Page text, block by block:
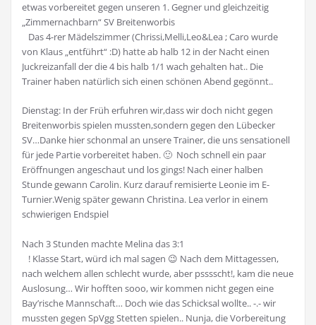
etwas vorbereitet gegen unseren 1. Gegner und gleichzeitig
„Zimmernachbarn“ SV Breitenworbis
Das 4-rer Mädelszimmer (Chrissi,Melli,Leo&Lea ; Caro wurde
von Klaus „entführt“ :D) hatte ab halb 12 in der Nacht einen
Juckreizanfall der die 4 bis halb 1/1 wach gehalten hat.. Die
Trainer haben natürlich sich einen schönen Abend gegönnt..
Dienstag: In der Früh erfuhren wir,dass wir doch nicht gegen
Breitenworbis spielen mussten,sondern gegen den Lübecker
SV…Danke hier schonmal an unsere Trainer, die uns sensationell
für jede Partie vorbereitet haben. 🙂 Noch schnell ein paar
Eröffnungen angeschaut und los gings! Nach einer halben
Stunde gewann Carolin. Kurz darauf remisierte Leonie im E-
Turnier.Wenig später gewann Christina. Lea verlor in einem
schwierigen Endspiel
Nach 3 Stunden machte Melina das 3:1
! Klasse Start, würd ich mal sagen 😉 Nach dem Mittagessen,
nach welchem allen schlecht wurde, aber psssscht!, kam die neue
Auslosung… Wir hofften sooo, wir kommen nicht gegen eine
Bay’rische Mannschaft… Doch wie das Schicksal wollte.. -.- wir
mussten gegen SpVgg Stetten spielen.. Nunja, die Vorbereitung